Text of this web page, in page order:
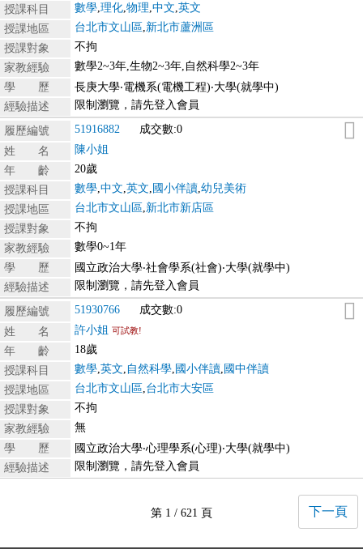
授課科目
數學 理化 物理 中文 英文
授課地區
台北市文山區 新北市蘆洲區
授課對象
不拘
家教經驗
數學2~3年,生物2~3年,自然科學2~3年
學 歷
長庚大學‧電機系(電機工程)‧大學(就學中)
經驗描述
限制瀏覽，請先登入會員
履歷編號 51916882
成交數:0
姓 名
陳小姐
年 齡
20歲
授課科目
數學 中文 英文 國小伴讀 幼兒美術
授課地區
台北市文山區 新北市新店區
授課對象
不拘
家教經驗
數學0~1年
學 歷
國立政治大學‧社會學系(社會)‧大學(就學中)
經驗描述
限制瀏覽，請先登入會員
履歷編號 51930766
成交數:0
姓 名
許小姐 可試教!
年 齡
18歲
授課科目
數學 英文 自然科學 國小伴讀 國中伴讀
授課地區
台北市文山區 台北市大安區
授課對象
不拘
家教經驗
無
學 歷
國立政治大學‧心理學系(心理)‧大學(就學中)
經驗描述
限制瀏覽，請先登入會員
第 1 / 621 頁 下一頁